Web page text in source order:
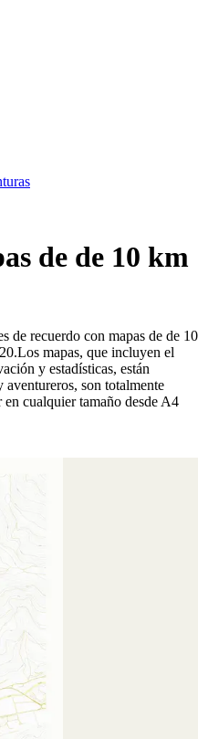
de de 10 km
de recuerdo con mapas de de 10
.Los mapas, que incluyen el
y estadísticas, están
aventureros, son totalmente
cualquier tamaño desde A4